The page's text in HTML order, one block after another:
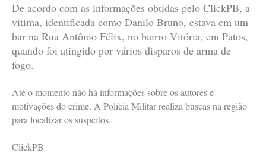
De acordo com as informações obtidas pelo ClickPB, a
vítima, identificada como Danilo Bruno, estava em um
bar na Rua Antônio Félix, no bairro Vitória, em Patos,
quando foi atingido por vários disparos de arma de
fogo.
Até o momento não há informações sobre os autores e
motivações do crime. A Polícia Militar realiza buscas na região
para localizar os suspeitos.
ClickPB